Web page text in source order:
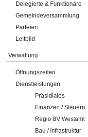
Delegierte & Funktionäre
Gemeindeversammlung
Parteien
Leitbild
Verwaltung
Öffnungszeiten
Dienstleistungen
Präsidiales
Finanzen / Steuern
Regio BV Westamt
Bau / Infrastruktur